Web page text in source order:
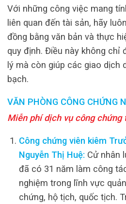
Với những công việc mang
liên quan đến tài sản, hãy
đồng bằng văn bản và thực
quy định. Điều này không chỉ
lý mà còn giúp các giao dịch
bạch.
VĂN PHÒNG CÔNG CHỨNG
Miễn phí dịch vụ công chứng
Công chứng viên kiêm
Nguyễn Thị Huệ: Cử nhân
đã có 31 năm làm công
nghiệm trong lĩnh vực
chứng, hộ tịch, quốc tịch.